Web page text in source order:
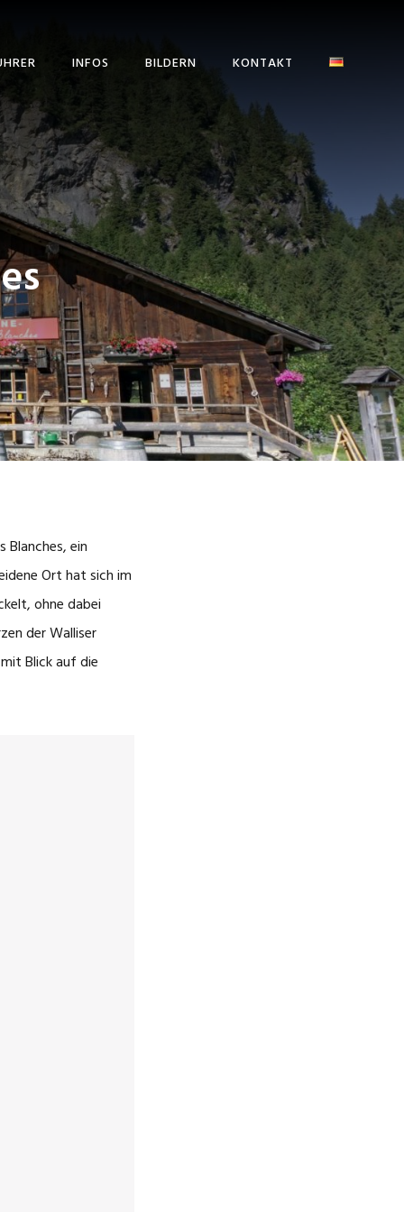
INFOS
ANFAHRT ZUR TOUR
DES DENTS BLANCHES
GEMEINDEN UND
TOURISMUSBÜROS
WETTER
BILDERN KONTAKT
ein
Ort hat sich im
ohne dabei
der Walliser
Blick auf die